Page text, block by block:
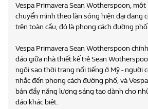
Vespa Primavera Sean Wotherspoon, một
chuyển mình theo làn sóng hiện đại đang
trên toàn cầu, đó là phong cách đường
Vespa Primavera Sean Wotherspoon
đáo giữa nhà thiết kế trẻ Sean
ngôi sao thời trang nổi tiếng ở Mỹ - người
nhắc đến phong cách đường phố, và
bản đầy năng lượng sáng tạo dành cho
đáo khác biêt.